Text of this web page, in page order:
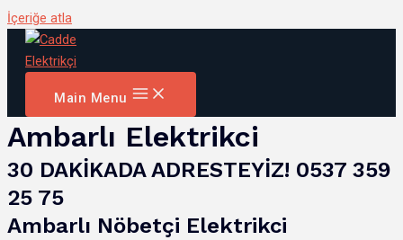
İçeriğe atla
Main Menu
Ambarlı Elektrikci
30 DAKİKADA ADRESTEYİZ! 0537 359
25 75
Ambarlı Nöbetçi Elektrikci